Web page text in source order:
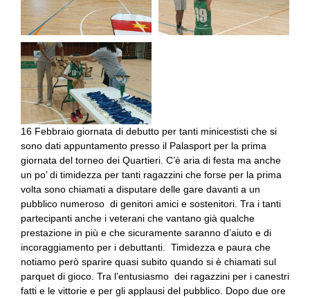
16 Febbraio giornata di debutto per tanti minicestisti che si
sono dati appuntamento presso il Palasport per la prima
giornata del torneo dei Quartieri. C’è aria di festa ma anche
un po’ di timidezza per tanti ragazzini che forse per la prima
volta sono chiamati a disputare delle gare davanti a un
pubblico numeroso di genitori amici e sostenitori. Tra i tanti
partecipanti anche i veterani che vantano già qualche
prestazione in più e che sicuramente saranno d’aiuto e di
incoraggiamento per i debuttanti. Timidezza e paura che
notiamo però sparire quasi subito quando si è chiamati sul
parquet di gioco. Tra l’entusiasmo dei ragazzini per i canestri
fatti e le vittorie e per gli applausi del pubblico. Dopo due ore